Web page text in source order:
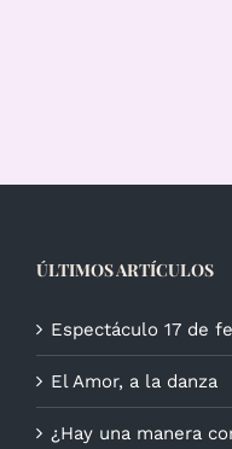
ÚLTIMOS ARTÍCULOS
Espectáculo 17 de
El Amor, a la danza
¿Hay una manera